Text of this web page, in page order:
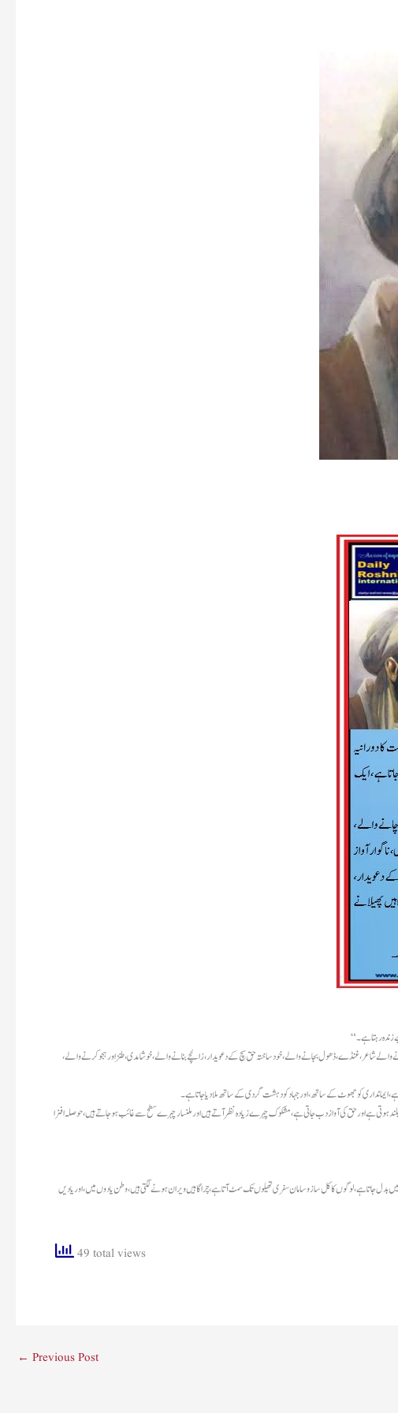
زندہ رہتا ہے۔
والے شاعر، غنڈے، ڈھول بجانے والے، خود ساختہ حق سچ کے دعویدار، زائچے بنانے والے، خوشامدی، طنز اور ہجو کرنے والے،
، ایمانداری کو جھوٹ کے ساتھ، اور جہاد کو دہشت گردی کے ساتھ ملا دیا جاتا ہے۔
ہوتی ہے اور حق کی آواز دب جاتی ہے، مشکوک چہرے زیادہ نظر آتے ہیں اور ملنسار چہرے سطح سے غائب ہو جاتے ہیں، حوصلہ افزا
جاتا ہے، لوگوں کا کل سازو سامان سفری تھیلوں تک سمٹ آتا ہے، چراگاہیں ویران ہونے لگتی ہیں، وطن یادوں میں، اور یادیں
49 total views
← Previous Post